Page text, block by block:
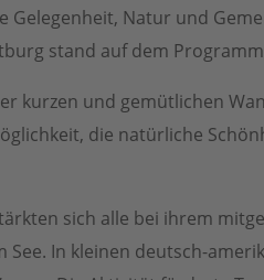
Gelegenheit, Natur und
stand auf dem
kurzen und gemütlichen
die natürliche
sich alle bei ihrem
In kleinen deutsch-